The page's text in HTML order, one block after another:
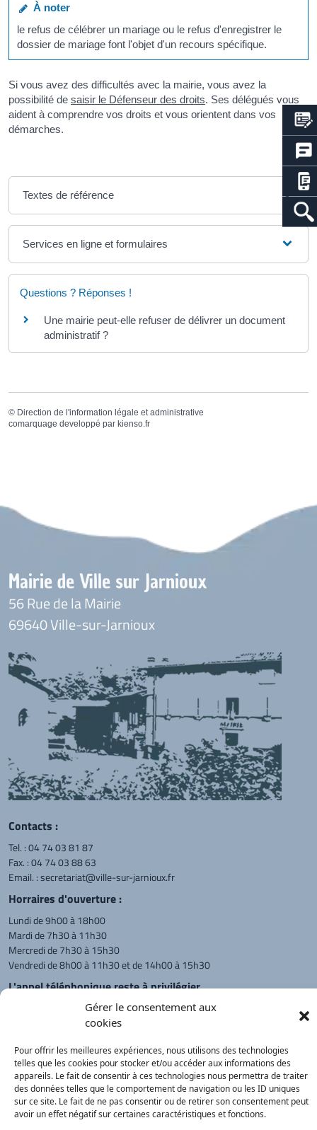
Gérer le consentement aux
cookies
Pour offrir les meilleures expériences, nous utilisons des technologies
telles que les cookies pour stocker et/ou accéder aux informations des
appareils. Le fait de consentir à ces technologies nous permettra de traiter
des données telles que le comportement de navigation ou les ID uniques
sur ce site. Le fait de ne pas consentir ou de retirer son consentement peut
avoir un effet négatif sur certaines caractéristiques et fonctions.
À noter
le refus de célébrer un mariage ou le refus d'enregistrer le
dossier de mariage font l'objet d'un recours spécifique.
Si vous avez des difficultés avec la mairie, vous avez la
possibilité de saisir le Défenseur des droits. Ses délégués vous
aident à comprendre vos droits et vous orientent dans vos
démarches.
Textes de référence
Services en ligne et formulaires
Questions ? Réponses !
Une mairie peut-elle refuser de délivrer un document
administratif ?
© Direction de l'information légale et administrative
comarquage developpé par kienso.fr
Mairie de Ville sur Jarnioux
56 Rue de la Mairie
69640 Ville-sur-Jarnioux
Contacts :
Tel. :04 74 03 81 87
Fax. : 04 74 03 88 63
Email. :secretariat@ville-sur-jarnioux.fr
Horraires d'ouverture :
Lundi de 9h00 à 18h00
Mardi de 7h30 à 11h30
Mercredi de 7h30 à 15h30
Vendredi de 8h00 à 11h30 et de 14h00 à 15h30
L'appel téléphonique reste à privilégier
Monsieur le Maire et les adjoints
reçoivent sur rendez-vous.
Retour à l'accueil Actualités PanneauPocket Recherche
Démarches
Contacts
Mentions
Plan du site